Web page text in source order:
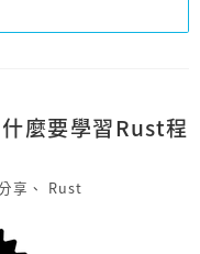
麼要學習Rust程
享 、 Rust